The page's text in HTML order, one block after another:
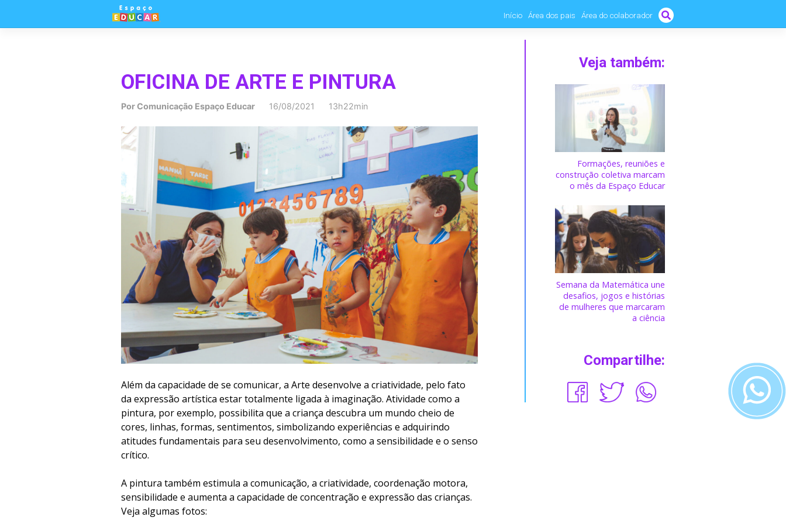
Início Área dos pais Área do colaborador
OFICINA DE ARTE E PINTURA
Por Comunicação Espaço Educar 16/08/2021 13h22min
Além da capacidade de se comunicar, a Arte desenvolve a criatividade, pelo fato
da expressão artística estar totalmente ligada à imaginação. Atividade como a
pintura, por exemplo, possibilita que a criança descubra um mundo cheio de
cores, linhas, formas, sentimentos, simbolizando experiências e adquirindo
atitudes fundamentais para seu desenvolvimento, como a sensibilidade e o senso
crítico.
A pintura também estimula a comunicação, a criatividade, coordenação motora,
sensibilidade e aumenta a capacidade de concentração e expressão das crianças.
Veja algumas fotos:
Veja também:
Formações, reuniões e
construção coletiva marcam
o mês da Espaço Educar
Semana da Matemática une
desafios, jogos e histórias
de mulheres que marcaram
a ciência
Compartilhe: